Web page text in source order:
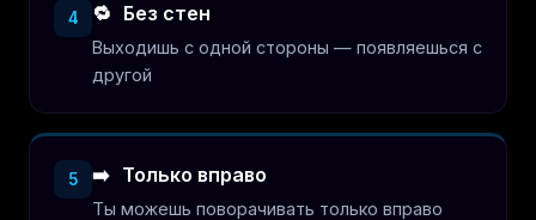
4 🔁 Без стен
Выходишь с одной стороны — появляешься с
другой
5 ➡️ Только вправо
Ты можешь поворачивать только вправо